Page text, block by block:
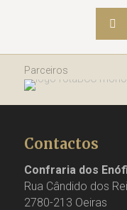
Parceiros
Contactos
Confraria dos
Rua Cândido dos
2780-213 Oeiras